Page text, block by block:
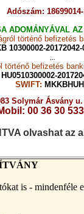
Adószám: 18699014-
ADOMÁNYÁVAL
történő befizetés
10300002-
...
történő befizetés
HU0510300002-
SWIFT:
Solymár Ásvány u.
00 36 30
olvashat az
is - mindenféle